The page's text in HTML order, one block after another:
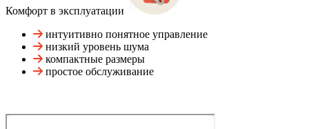
Комфорт в эксплуатации
интуитивно понятное управление
низкий уровень шума
компактные размеры
простое обслуживание